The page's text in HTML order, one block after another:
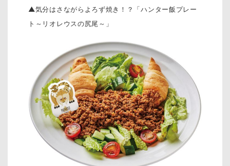
▲気分はさながらよろず焼き！？「ハンター飯プレー
ト～リオレウスの尻尾～」